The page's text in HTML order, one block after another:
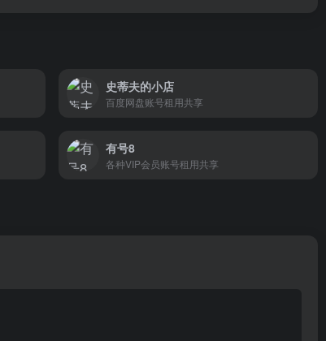
史蒂夫的小店
百度网盘账号租用共享
有号8
各种VIP会员账号租用共享